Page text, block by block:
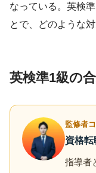
なっている。英検
とで、どのような
英検準1級の
監修者
資格
指導者